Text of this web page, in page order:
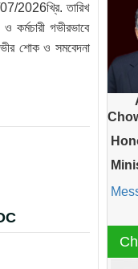
2026খ্রি. তারিখ
গভীরভাবে
শোক ও সমবেদনা